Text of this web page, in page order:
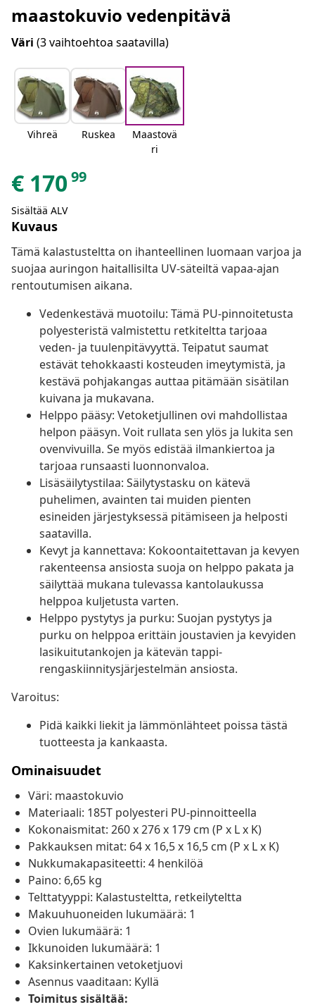
maastokuvio vedenpitävä
Väri (3 vaihtoehtoa saatavilla)
Vihreä Ruskea
Maastovä
ri
€ 17099
Sisältää ALV
Kuvaus
Tämä kalastusteltta on ihanteellinen luomaan varjoa ja
suojaa auringon haitallisilta UV-säteiltä vapaa-ajan
rentoutumisen aikana.
Vedenkestävä muotoilu: Tämä PU-pinnoitetusta
polyesteristä valmistettu retkiteltta tarjoaa
veden- ja tuulenpitävyyttä. Teipatut saumat
estävät tehokkaasti kosteuden imeytymistä, ja
kestävä pohjakangas auttaa pitämään sisätilan
kuivana ja mukavana.
Helppo pääsy: Vetoketjullinen ovi mahdollistaa
helpon pääsyn. Voit rullata sen ylös ja lukita sen
ovenvivuilla. Se myös edistää ilmankiertoa ja
tarjoaa runsaasti luonnonvaloa.
Lisäsäilytystilaa: Säilytystasku on kätevä
puhelimen, avainten tai muiden pienten
esineiden järjestyksessä pitämiseen ja helposti
saatavilla.
Kevyt ja kannettava: Kokoontaitettavan ja kevyen
rakenteensa ansiosta suoja on helppo pakata ja
säilyttää mukana tulevassa kantolaukussa
helppoa kuljetusta varten.
Helppo pystytys ja purku: Suojan pystytys ja
purku on helppoa erittäin joustavien ja kevyiden
lasikuitutankojen ja kätevän tappi-
rengaskiinnitysjärjestelmän ansiosta.
Varoitus:
Pidä kaikki liekit ja lämmönlähteet poissa tästä
tuotteesta ja kankaasta.
Ominaisuudet
Väri: maastokuvio
Materiaali: 185T polyesteri PU-pinnoitteella
Kokonaismitat: 260 x 276 x 179 cm (P x L x K)
Pakkauksen mitat: 64 x 16,5 x 16,5 cm (P x L x K)
Nukkumakapasiteetti: 4 henkilöä
Paino: 6,65 kg
Telttatyyppi: Kalastusteltta, retkeilyteltta
Makuuhuoneiden lukumäärä: 1
Ovien lukumäärä: 1
Ikkunoiden lukumäärä: 1
Kaksinkertainen vetoketjuovi
Asennus vaaditaan: Kyllä
Toimitus sisältää: